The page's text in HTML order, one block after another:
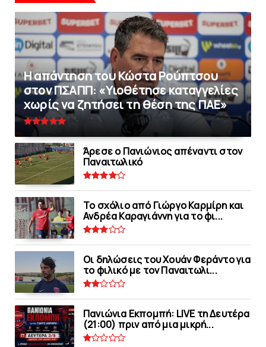
Η απάντηση του Κώστα Ρούπτσου
στον ΠΣΑΠΠ: «Υιοθέτησε καταγγελίες
χωρίς να ζητήσει τη θέση της ΠAΕ»
Άρεσε ο Πανιώνιος απέναντι στoν
Παναιτωλικό
Το σχόλιο από Γιώργο Καρμίρη και
Ανδρέα Καραγιάννη για το φι...
Οι δηλώσεις του Χουάν Φεράντο για
το φιλικό με τoν Παναιτωλι...
Πανιώνια Εκπομπή: LIVE τη Δευτέρα
(21:00) πριν από μια μικρή...